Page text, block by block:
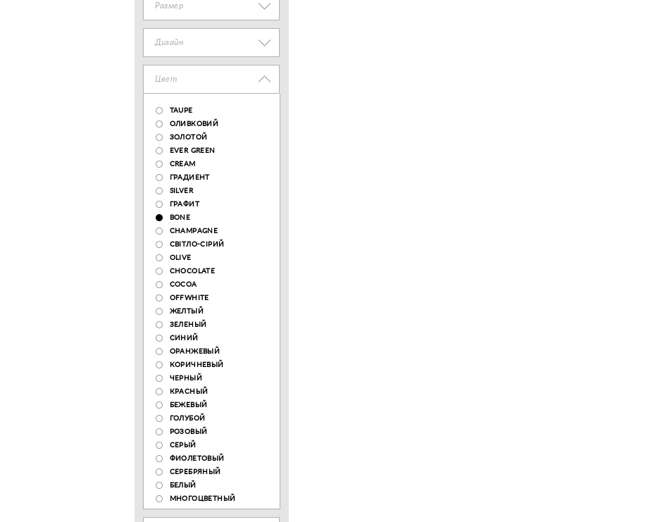
Размер
Дизайн
Цвет
TAUPE
ОЛИВКОВИЙ
ЗОЛОТОЙ
EVER GREEN
CREAM
ГРАДИЕНТ
SILVER
ГРАФИТ
BONE
CHAMPAGNE
СВІТЛО-СІРИЙ
OLIVE
CHOCOLATE
COCOA
OFFWHITE
ЖЕЛТЫЙ
ЗЕЛЕНЫЙ
СИНИЙ
ОРАНЖЕВЫЙ
КОРИЧНЕВЫЙ
ЧЕРНЫЙ
КРАСНЫЙ
БЕЖЕВЫЙ
ГОЛУБОЙ
РОЗОВЫЙ
СЕРЫЙ
ФИОЛЕТОВЫЙ
СЕРЕБРЯНЫЙ
БЕЛЫЙ
МНОГОЦВЕТНЫЙ